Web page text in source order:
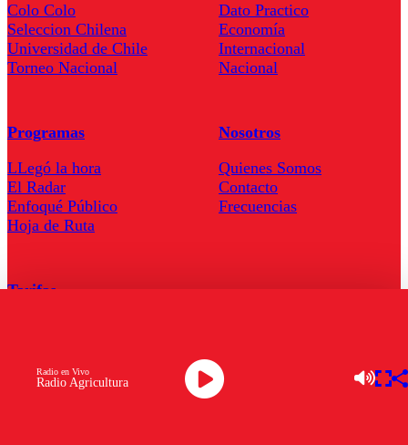
Radio Agricultura
Radio en Vivo
Colo Colo
Seleccion Chilena
Universidad de Chile
Torneo Nacional
Dato Practico
Economía
Internacional
Nacional
Programas
LLegó la hora
El Radar
Enfoqué Público
Hoja de Ruta
Nosotros
Quienes Somos
Contacto
Frecuencias
Tarifas